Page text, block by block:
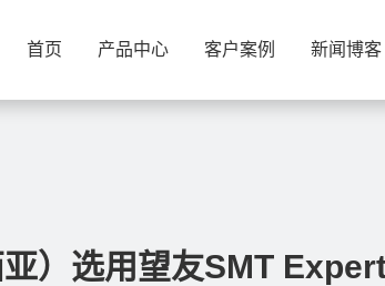
首页 产品中心 客户案例 新闻博客
）选用望友SMT